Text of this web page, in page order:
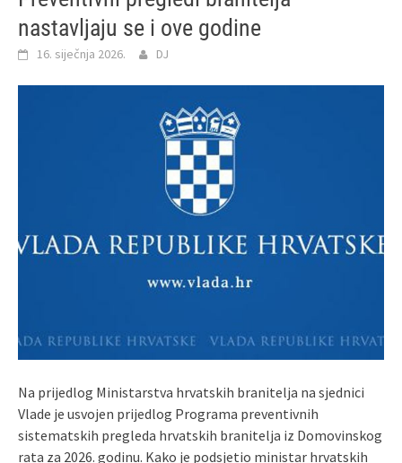
nastavljaju se i ove godine
16. siječnja 2026. DJ
Na prijedlog Ministarstva hrvatskih branitelja na sjednici
Vlade je usvojen prijedlog Programa preventivnih
sistematskih pregleda hrvatskih branitelja iz Domovinskog
rata za 2026. godinu. Kako je podsjetio ministar hrvatskih